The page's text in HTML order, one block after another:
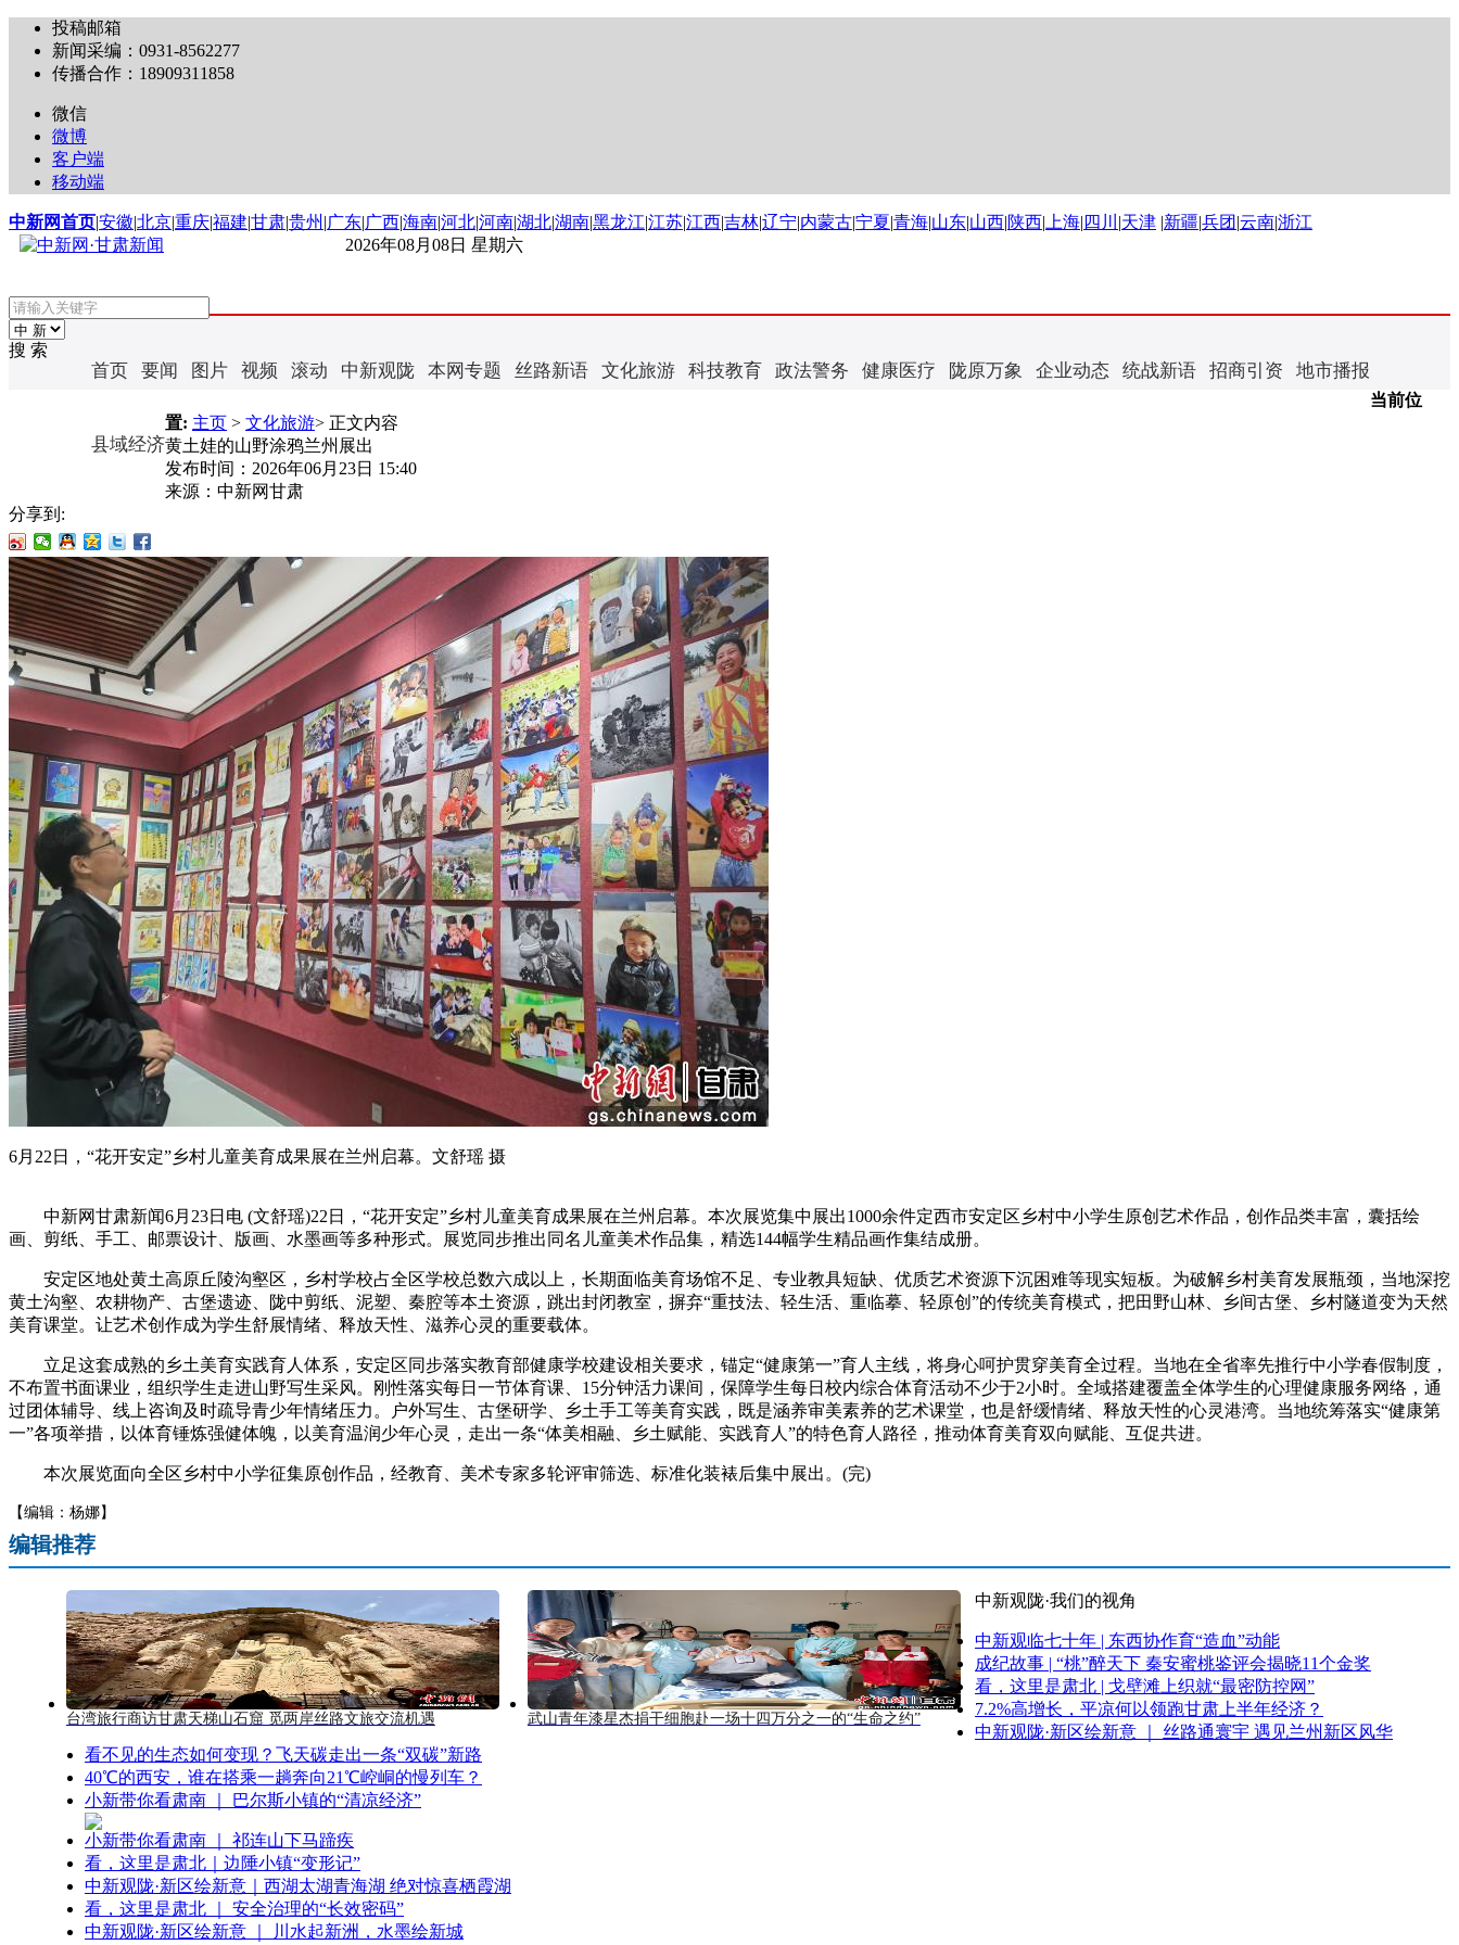
投稿邮箱
新闻采编：0931-8562277
传播合作：18909311858
微信
微博
客户端
移动端
中新网首页|安徽|北京|重庆|福建|甘肃|贵州 |广东|广西|海南|河北|河南|湖北|湖南|黑龙江|江苏|江西|吉林|辽宁|内蒙古|宁夏|青海|山东|山西|陕西| 上海| 四川 |天津 |新疆|兵团 |云南|浙江
2026年08月08日 星期六
搜 索
首页 要闻 图片 视频 滚动 中新观陇 本网专题 丝路新语 文化旅游 科技教育 政法警务 健康医疗 陇原万象 企业动态 统战新语 招商引资 地市播报
县域经济
当前位
置: 主页 > 文化旅游> 正文内容
黄土娃的山野涂鸦兰州展出
发布时间： 2026年06月23日 15:40
来源： 中新网甘肃
分享到:
6月22日，“花开安定”乡村儿童美育成果展在兰州启幕。文舒瑶 摄
中新网甘肃新闻6月23日电 (文舒瑶)22日，“花开安定”乡村儿童美育成果展在兰州启幕。本次展览集中展出1000余件定西市安定区乡村中小学生原创艺术作品，创作品类丰富，囊括绘
画、剪纸、手工、邮票设计、版画、水墨画等多种形式。展览同步推出同名儿童美术作品集，精选144幅学生精品画作集结成册。
安定区地处黄土高原丘陵沟壑区，乡村学校占全区学校总数六成以上，长期面临美育场馆不足、专业教具短缺、优质艺术资源下沉困难等现实短板。为破解乡村美育发展瓶颈，当地深挖
黄土沟壑、农耕物产、古堡遗迹、陇中剪纸、泥塑、秦腔等本土资源，跳出封闭教室，摒弃“重技法、轻生活、重临摹、轻原创”的传统美育模式，把田野山林、乡间古堡、乡村隧道变为天然
美育课堂。让艺术创作成为学生舒展情绪、释放天性、滋养心灵的重要载体。
立足这套成熟的乡土美育实践育人体系，安定区同步落实教育部健康学校建设相关要求，锚定“健康第一”育人主线，将身心呵护贯穿美育全过程。当地在全省率先推行中小学春假制度，
不布置书面课业，组织学生走进山野写生采风。刚性落实每日一节体育课、15分钟活力课间，保障学生每日校内综合体育活动不少于2小时。全域搭建覆盖全体学生的心理健康服务网络，通
过团体辅导、线上咨询及时疏导青少年情绪压力。户外写生、古堡研学、乡土手工等美育实践，既是涵养审美素养的艺术课堂，也是舒缓情绪、释放天性的心灵港湾。当地统筹落实“健康第
一”各项举措，以体育锤炼强健体魄，以美育温润少年心灵，走出一条“体美相融、乡土赋能、实践育人”的特色育人路径，推动体育美育双向赋能、互促共进。
本次展览面向全区乡村中小学征集原创作品，经教育、美术专家多轮评审筛选、标准化装裱后集中展出。(完)
【编辑：杨娜】
编辑推荐
台湾旅行商访甘肃天梯山石窟 觅两岸丝路文旅交流机遇 武山青年漆星杰捐干细胞赴一场十四万分之一的“生命之约”
中新观陇·我们的视角
中新观临七十年 | 东西协作育“造血”动能
成纪故事 | “桃”醉天下 秦安蜜桃鉴评会揭晓11个金奖
看，这里是肃北 | 戈壁滩上织就“最密防控网”
7.2%高增长，平凉何以领跑甘肃上半年经济？
中新观陇·新区绘新意 ｜ 丝路通寰宇 遇见兰州新区风华
看不见的生态如何变现？飞天碳走出一条“双碳”新路
40℃的西安，谁在搭乘一趟奔向21℃崆峒的慢列车？
小新带你看肃南 ｜ 巴尔斯小镇的“清凉经济”
小新带你看肃南 ｜ 祁连山下马蹄疾
看，这里是肃北｜边陲小镇“变形记”
中新观陇·新区绘新意｜西湖太湖青海湖 绝对惊喜栖霞湖
看，这里是肃北 ｜ 安全治理的“长效密码”
中新观陇·新区绘新意 ｜ 川水起新洲，水墨绘新城